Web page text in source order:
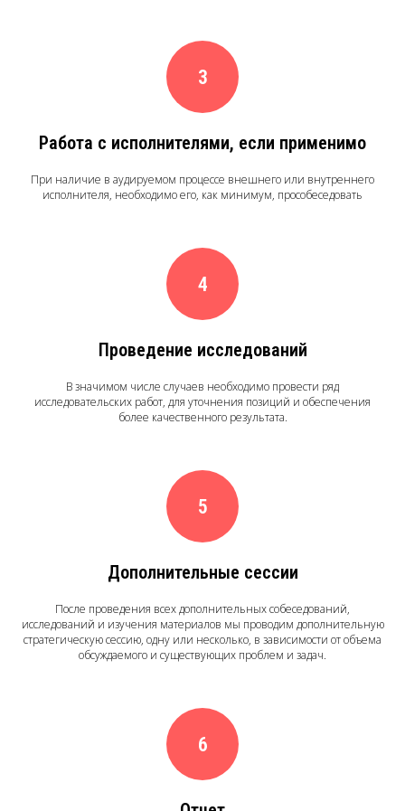
Работа с исполнителями, если применимо
При наличие в аудируемом процессе внешнего или внутреннего
исполнителя, необходимо его, как минимум, прособеседовать
Проведение исследований
В значимом числе случаев необходимо провести ряд
исследовательских работ, для уточнения позиций и обеспечения
более качественного результата.
Дополнительные сессии
После проведения всех дополнительных собеседований,
исследований и изучения материалов мы проводим дополнительную
стратегическую сессию, одну или несколько, в зависимости от объема
обсуждаемого и существующих проблем и задач.